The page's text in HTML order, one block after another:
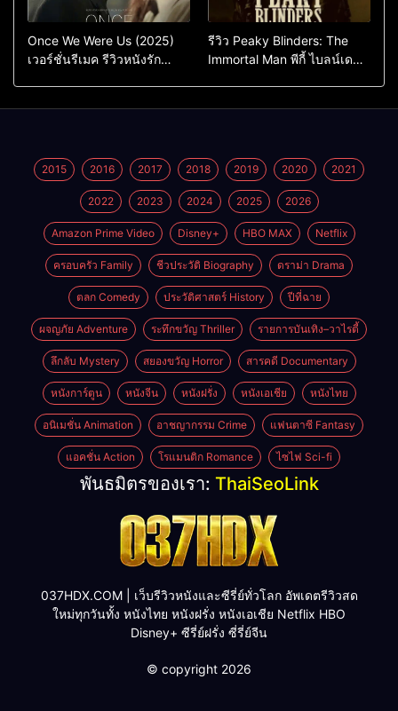
Once We Were Us (2025)
เวอร์ชั่นรีเมค รีวิวหนังรัก
รีวิว Peaky Blinders: The
Immortal Man พีกี้ ไบลน์เด
2015 2016 2017 2018 2019 2020 2021
2022 2023 2024 2025 2026
Amazon Prime Video Disney+ HBO MAX Netflix
ครอบครัว Family ชีวประวัติ Biography ดราม่า Drama
ตลก Comedy ประวัติศาสตร์ History ปีที่ฉาย
ผจญภัย Adventure ระทึกขวัญ Thriller รายการบันเทิง–วาไรตี้
ลึกลับ Mystery สยองขวัญ Horror สารคดี Documentary
หนังการ์ตูน หนังจีน หนังฝรั่ง หนังเอเชีย หนังไทย
อนิเมชั่น Animation อาชญากรรม Crime แฟนตาซี Fantasy
แอคชั่น Action โรแมนติก Romance ไซไฟ Sci-fi
พันธมิตรของเรา: ThaiSeoLink
037HDX.COM | เว็บรีวิวหนังและซีรี่ย์ทั่วโลก อัพเดตรีวิวสด
ใหม่ทุกวันทั้ง หนังไทย หนังฝรั่ง หนังเอเชีย Netflix HBO
Disney+ ซีรี่ย์ฝรั่ง ซี่รี่ย์จีน
© copyright 2026